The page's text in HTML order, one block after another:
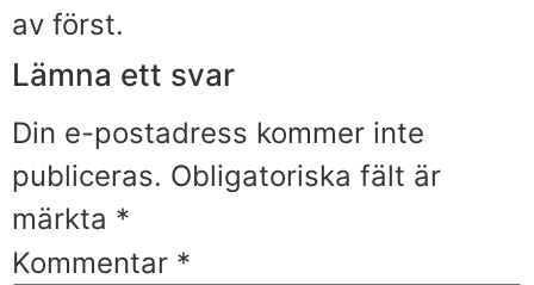
av först.
Lämna ett svar
Din e-postadress kommer inte
publiceras. Obligatoriska fält är
märkta *
Kommentar *